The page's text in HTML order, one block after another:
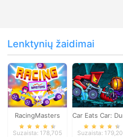
Lenktynių žaidimai
RacingMasters
Suzaista: 178,705
Car Eats Car:
Suzaista: